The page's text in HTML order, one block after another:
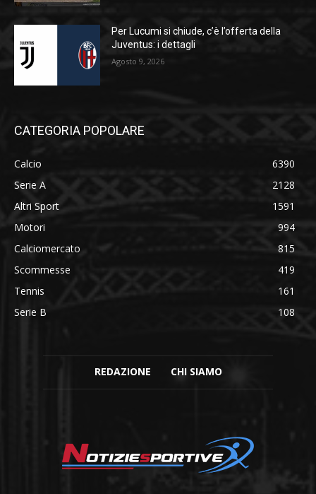
Per Lucumi si chiude, c’è l’offerta della
Juventus: i dettagli
Agosto 9, 2026
CATEGORIA POPOLARE
Calcio
6390
Serie A
2128
Altri Sport
1591
Motori
994
Calciomercato
815
Scommesse
419
Tennis
161
Serie B
108
REDAZIONE CHI SIAMO